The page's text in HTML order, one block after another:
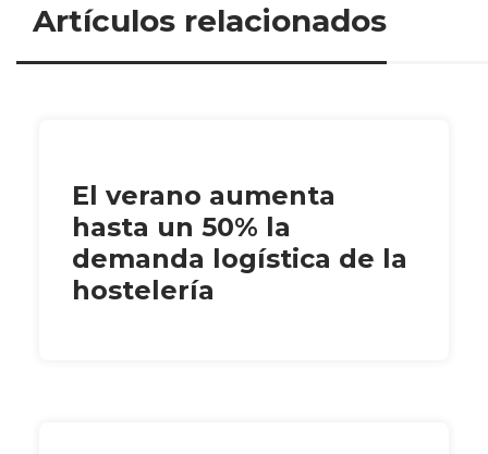
Artículos relacionados
El verano aumenta
hasta un 50% la
demanda logística de la
hostelería